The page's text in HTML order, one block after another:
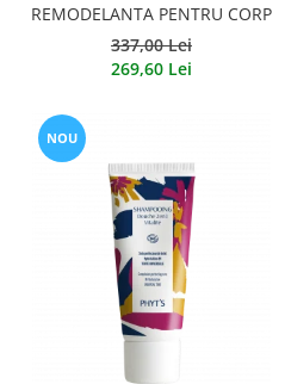
REMODELANTA PENTRU CORP
337,00 Lei
269,60 Lei
NOU